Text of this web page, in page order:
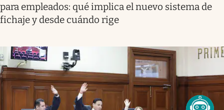
para empleados: qué implica el nuevo sistema de
fichaje y desde cuándo rige